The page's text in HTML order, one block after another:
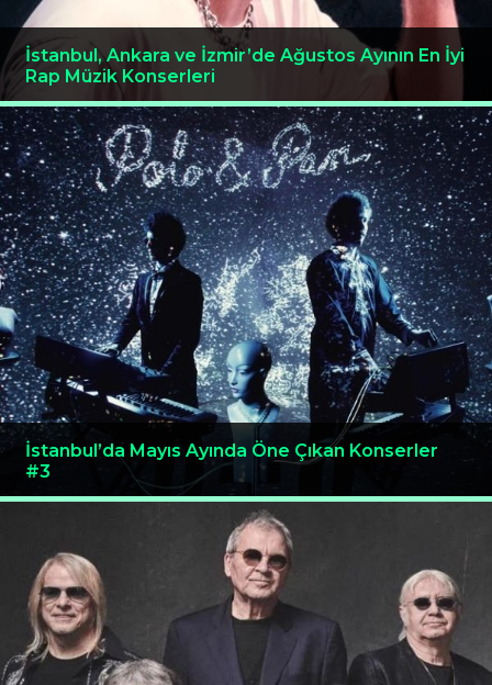
İstanbul, Ankara ve İzmir’de Ağustos Ayının En İyi
Rap Müzik Konserleri
İstanbul’da Mayıs Ayında Öne Çıkan Konserler
#3